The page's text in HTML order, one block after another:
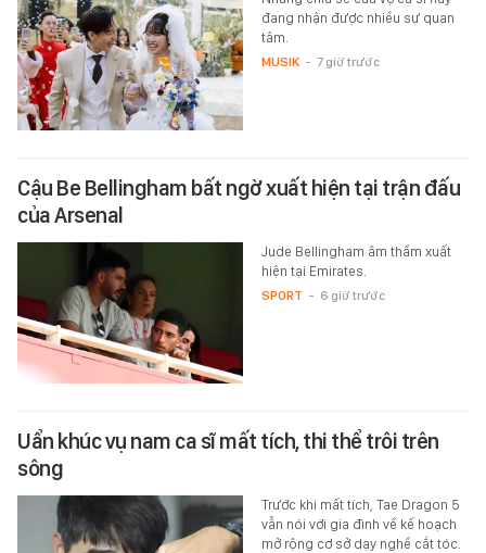
đang nhận được nhiều sự quan
tâm.
MUSIK - 7 giờ trước
Cậu Be Bellingham bất ngờ xuất hiện tại trận đấu
của Arsenal
Jude Bellingham âm thầm xuất
hiện tại Emirates.
SPORT - 6 giờ trước
Uẩn khúc vụ nam ca sĩ mất tích, thi thể trôi trên
sông
Trước khi mất tích, Tae Dragon 5
vẫn nói với gia đình về kế hoạch
mở rộng cơ sở dạy nghề cắt tóc.